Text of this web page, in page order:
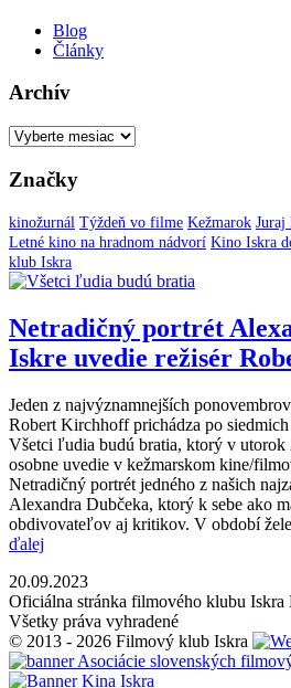
Blog
Články
Archív
Archív
Značky
kinožurnál Týždeň vo filme Kežmarok Juraj
Letné kino na hradnom nádvorí Kino Iskra
klub Iskra
Netradičný portrét
Iskre uvedie režisér
Jeden z najvýznamnejších
Robert Kirchhoff prichádza po
Všetci ľudia budú bratia, ktorý v utorok
osobne uvedie v kežmarskom kine/
Netradičný portrét jedného z našich
Alexandra Dubčeka, ktorý k sebe ako
obdivovateľov aj kritikov. V období
ďalej
20.09.2023
Oficiálna stránka filmového klubu Iskra
Všetky práva vyhradené
© 2013 - 2026 Filmový klub Iskra